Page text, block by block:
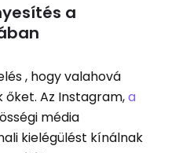
a
, hogy valahová
Az Instagram,a
média
kielégülést kínálnak